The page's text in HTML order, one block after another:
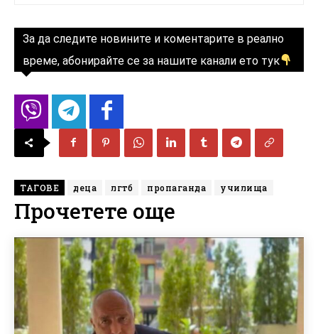
За да следите новините и коментарите в реално
време, абонирайте се за нашите канали ето тук
ТАГОВЕ деца лгтб пропаганда училища
Прочетете още